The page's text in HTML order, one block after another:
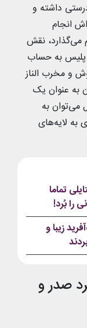
داشته و
انجام
می‌گذارد، نقش
پلیس به حساب
و مخرب الناز
به عنوان یک
می‌توان به
به لایه‌های
تماما
را بُرد!
زیبا و
صدر و